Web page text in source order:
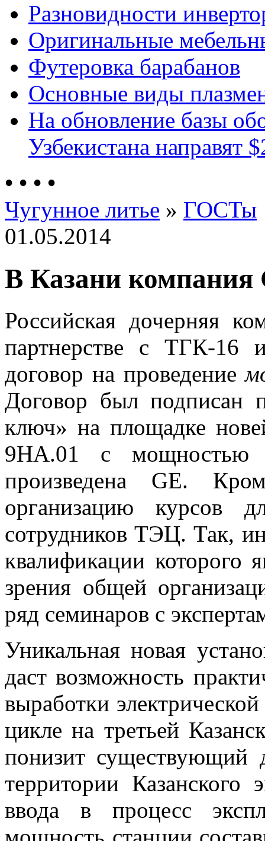
Разновидности
Оригинальные
Футеровка барабанов
Основные виды
На обновление базы
Узбекистана направят
• • • •
Чугунное литье » ГОСТы
01.05.2014
В Казани компания
Российская дочерняя
партнерстве с ТГК-16
договор на проведение
Договор был подписан
ключ» на площадке
9НА.01 с
произведена GE.
организацию курсов
сотрудников ТЭЦ. Так,
квалификации которого
зрения общей
ряд семинаров с
Уникальная новая
даст возможность
выработки
цикле на третьей
понизит существующий
территории Казанского
ввода в процесс